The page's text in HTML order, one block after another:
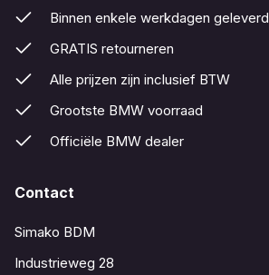
Binnen enkele werkdagen geleverd
GRATIS retourneren
Alle prijzen zijn inclusief BTW
Grootste BMW voorraad
Officiële BMW dealer
Contact
Simako BDM
Industrieweg 28